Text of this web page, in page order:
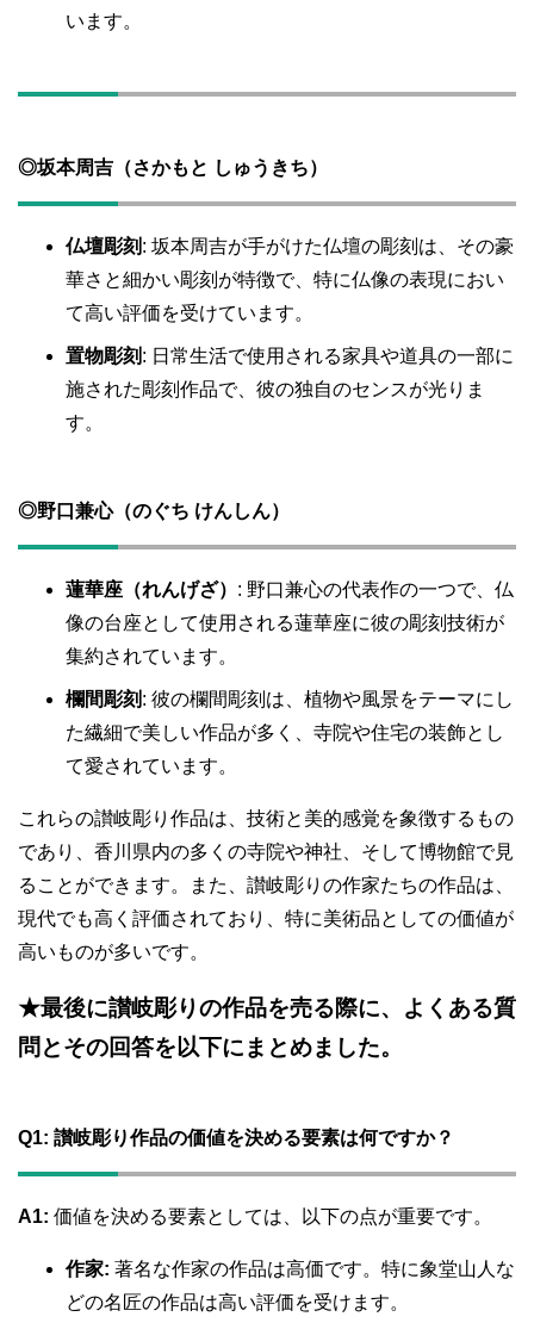
います。
◎坂本周吉（さかもと しゅうきち）
仏壇彫刻 : 坂本周吉が手がけた仏壇の彫刻は、その豪
華さと細かい彫刻が特徴で、特に仏像の表現におい
て高い評価を受けています。
置物彫刻 : 日常生活で使用される家具や道具の一部に
施された彫刻作品で、彼の独自のセンスが光りま
す。
◎野口兼心（のぐち けんしん）
蓮華座（れんげざ） : 野口兼心の代表作の一つで、仏
像の台座として使用される蓮華座に彼の彫刻技術が
集約されています。
欄間彫刻 : 彼の欄間彫刻は、植物や風景をテーマにし
た繊細で美しい作品が多く、寺院や住宅の装飾とし
て愛されています。
これらの讃岐彫り作品は、技術と美的感覚を象徴するもの
であり、香川県内の多くの寺院や神社、そして博物館で見
ることができます。また、讃岐彫りの作家たちの作品は、
現代でも高く評価されており、特に美術品としての価値が
高いものが多いです。
★最後に讃岐彫りの作品を売る際に、よくある質
問とその回答を以下にまとめました。
Q1: 讃岐彫り作品の価値を決める要素は何ですか？
A1: 価値を決める要素としては、以下の点が重要です。
作家: 著名な作家の作品は高価です。特に象堂山人な
どの名匠の作品は高い評価を受けます。